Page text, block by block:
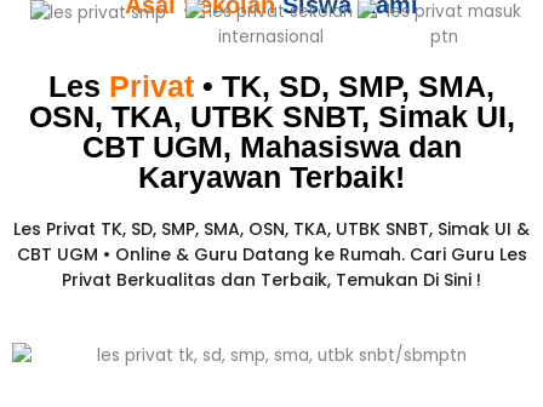
Les Privat • TK, SD, SMP, SMA,
OSN, TKA, UTBK SNBT, Simak UI,
CBT UGM, Mahasiswa dan
Karyawan Terbaik!​
Les Privat TK, SD, SMP, SMA, OSN, TKA, UTBK SNBT, Simak UI &
CBT UGM • Online & Guru Datang ke Rumah. Cari Guru Les
Privat Berkualitas dan Terbaik, Temukan Di Sini !